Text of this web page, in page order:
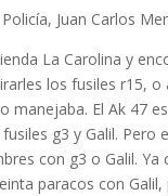
Juan Carlos
La Carolina y
los fusiles r­15,
manejaba. El Ak 47
g3 y Galil.
con g3 o Galil.
paracos con